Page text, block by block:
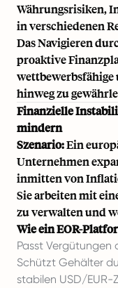
Währungsrisiken,
in verschiedenen
Das Navigieren
proaktive
wettbewerbsfähige
hinweg zu
Finanzielle
mindern
Szenario:Ein
Unternehmen
inmitten von
Sie arbeiten mit
zu verwalten und
Wie ein EOR-
Passt Vergütungen
Schützt Gehälter
stabilen USD/EUR-